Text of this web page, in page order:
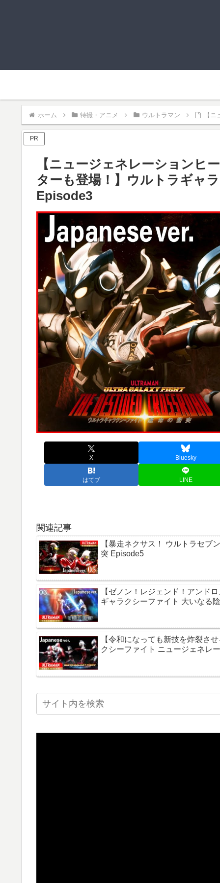
ホーム 特撮・アニメ ウルトラマン 【
PR
【ニュージェネレーションヒ
ターも登場！】ウルトラギャ
Episode3
X Bluesky
はてブ LINE
関連記事
【暴走ネクサス！ ウルトラセブ
突 Episode5
【ゼノン！レジェンド！アン
ギャラクシーファイト 大いなる
【令和になっても新技を炸裂さ
クシーファイト ニュージェネレ